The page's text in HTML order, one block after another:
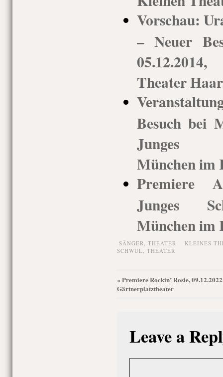
Vorschau:
– Neuer
Theater Haar
Besuch bei
Junges
München im
Premiere
Junges
München im
SÄNGER, THEATER
KLEINES
SCHWUL, THEATER
« Premiere Rockin’ Rosie,
Gärtnerplatztheater
Leave a